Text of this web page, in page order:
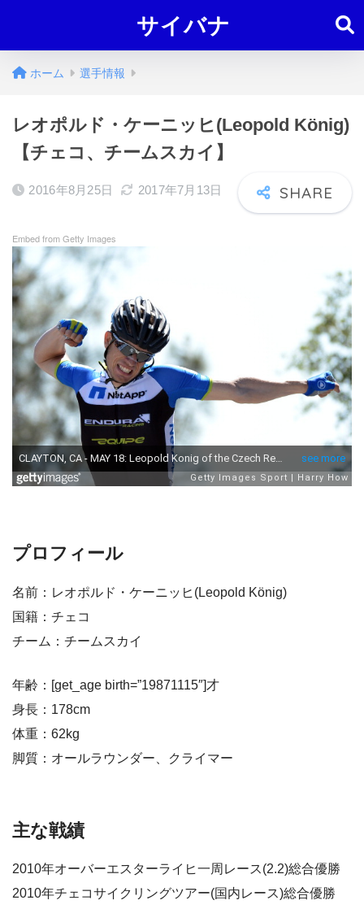
サイバナ
ホーム 選手情報
レオポルド・ケーニッヒ(Leopold König)
【チェコ、チームスカイ】
2016年8月25日 2017年7月13日
Embed from Getty Images
プロフィール
名前：レオポルド・ケーニッヒ(Leopold König)
国籍：チェコ
チーム：チームスカイ
年齢：[get_age birth=”19871115″]才
身長：178cm
体重：62kg
脚質：オールラウンダー、クライマー
主な戦績
2010年オーバーエスターライヒ一周レース(2.2)総合優勝
2010年チェコサイクリングツアー(国内レース)総合優勝